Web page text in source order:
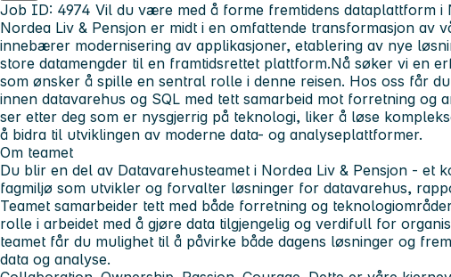
Job ID: 4974 Vil du være med å forme fremtidens dataplattform i
Nordea Liv & Pensjon er midt i en omfattende transformasjon av
innebærer modernisering av applikasjoner, etablering av nye
store datamengder til en framtidsrettet plattform.Nå søker vi en
som ønsker å spille en sentral rolle i denne reisen. Hos oss får
innen datavarehus og SQL med tett samarbeid mot forretning og
ser etter deg som er nysgjerrig på teknologi, liker å løse
å bidra til utviklingen av moderne data- og analyseplattformer.
Om teamet
Du blir en del av Datavarehusteamet i Nordea Liv & Pensjon - et
fagmiljø som utvikler og forvalter løsninger for datavarehus,
Teamet samarbeider tett med både forretning og
rolle i arbeidet med å gjøre data tilgjengelig og verdifull for
teamet får du mulighet til å påvirke både dagens løsninger og
data og analyse.